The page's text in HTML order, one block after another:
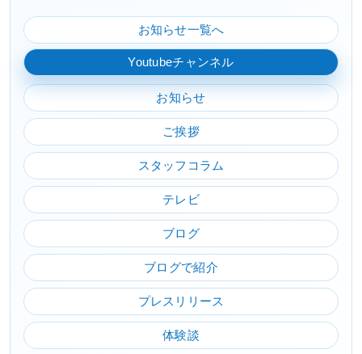
お知らせ一覧へ
Youtubeチャンネル
お知らせ
ご挨拶
スタッフコラム
テレビ
ブログ
ブログで紹介
プレスリリース
体験談